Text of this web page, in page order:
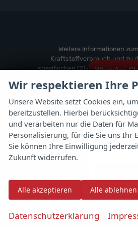
WhatsApp
ich
genannte
über Eure
Viele Grüße
Weitere Informationen
Kraftstoffverbrauch und zu
spezifischen CO2
-Emissionen
'Leitfaden über den offiziellen
den offiziellen
entnommen werden, der an
und bei der 'Deutschen
GmbH' unentgeltlich
www.dat.de.
© 2026 Autoflex
Wir respektieren Ihre
Unsere Website setzt Cookies ein,
bereitzustellen. Hierbei
und verarbeiten nur die Daten für
Personalisierung, für die Sie uns Ihr
Sie können Ihre Einwilligung
Zukunft widerrufen.
Alle akzeptieren Alle ablehnen
Datenschutzerklärung